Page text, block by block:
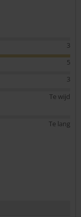
3
5
3
Te wijd
Te lang